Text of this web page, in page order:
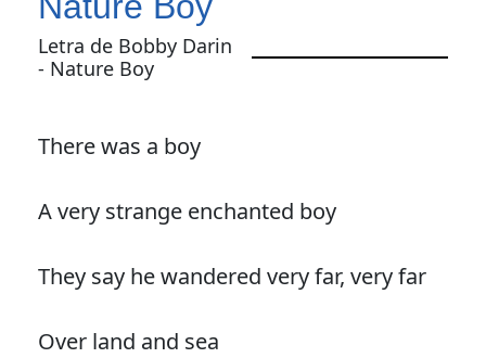
Letra de Bobby Darin
- Nature Boy
There was a boy
A very strange enchanted boy
They say he wandered very far, very far
Over land and sea